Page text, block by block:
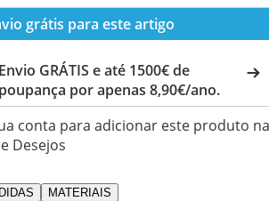
grátis para este artigo
Envio GRÁTIS e até 1500€ de
poupança por apenas 8,90€/ano.
conta para adicionar este produto na
Desejos
MATERIAIS